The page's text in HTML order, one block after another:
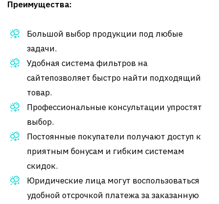
Преимущества:
Большой выбор продукции под любые
задачи.
Удобная система фильтров на
сайтепозволяет быстро найти подходящий
товар.
Профессиональные консультации упростят
выбор.
Постоянные покупатели получают доступ к
приятным бонусам и гибким системам
скидок.
Юридические лица могут воспользоваться
удобной отсрочкой платежа за заказанную